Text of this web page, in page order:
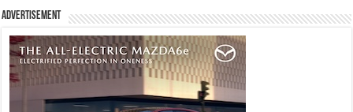
Advertisement